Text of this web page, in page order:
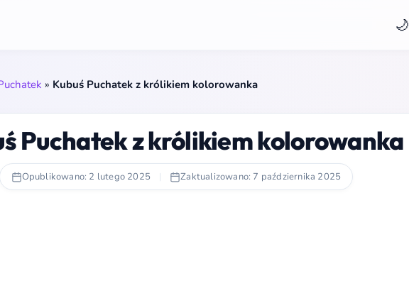
🌙
» Kubuś Puchatek z królikiem kolorowanka
Puchatek z królikiem kolorowanka
Opublikowano: 2 lutego 2025 | Zaktualizowano: 7 października 2025